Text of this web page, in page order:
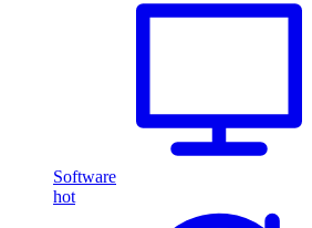
Software
hot